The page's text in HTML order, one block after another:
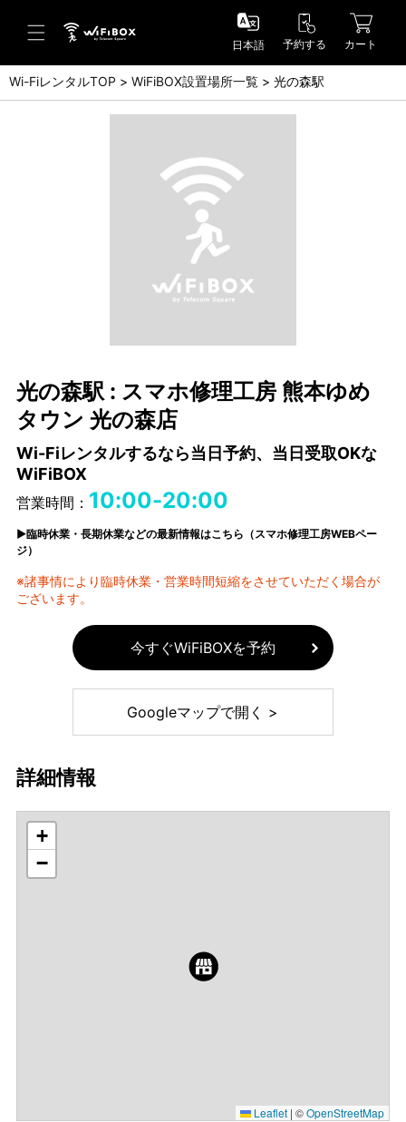
ヘルプ／お問い合わせ
Help Center(FAQ)(English)
日本語 予約する カート
Wi-FiレンタルTOP WiFiBOX設置場所一覧 光の森駅
光の森駅 : スマホ修理工房 熊本ゆめ
タウン 光の森店
Wi-Fiレンタルするなら当日予約、当日受取OKな
WiFiBOX
営業時間： 10:00-20:00
▶臨時休業・長期休業などの最新情報はこちら（スマホ修理工房WEBペー
ジ）
※諸事情により臨時休業・営業時間短縮をさせていただく場合が
ございます。
今すぐWiFiBOXを予約
Googleマップで開く >
詳細情報
+
−
Leaflet | ©OpenStreetMap